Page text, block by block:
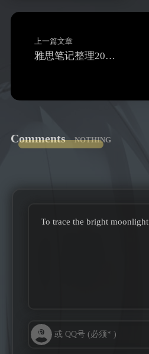
上一篇文章
雅思笔记整理2025年4月30日
Comments NOTHING
To trace the bright moonlight